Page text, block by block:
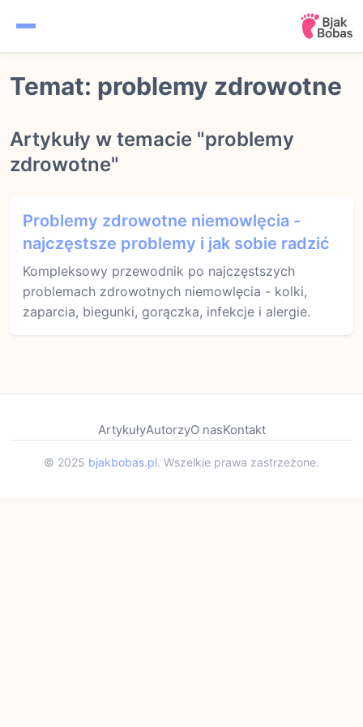
Noworodek
Rozwój dziecka
Temat: problemy zdrowotne
Artykuły w temacie "problemy
zdrowotne"
Problemy zdrowotne niemowlęcia -
najczęstsze problemy i jak sobie radzić
Kompleksowy przewodnik po najczęstszych
problemach zdrowotnych niemowlęcia - kolki,
zaparcia, biegunki, gorączka, infekcje i alergie.
ArtykułyAutorzyO nasKontakt
© 2025 bjakbobas.pl. Wszelkie prawa zastrzeżone.